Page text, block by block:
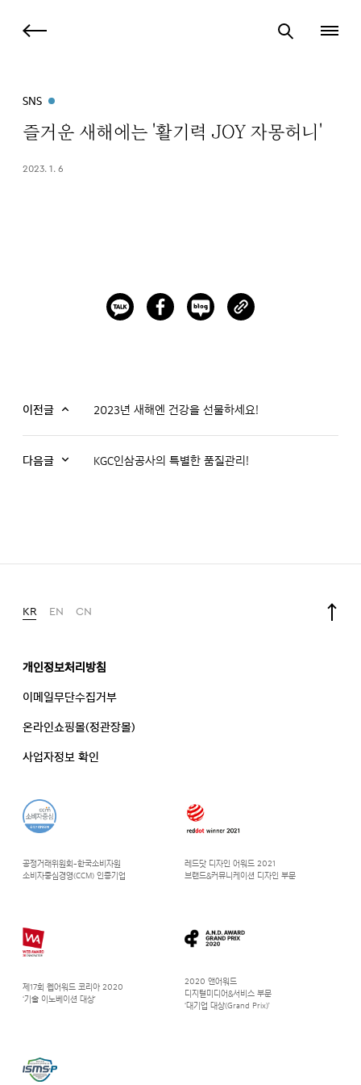
SNS
즐거운 새해에는 '활기력 JOY 자몽허니'
2023. 1. 6
이전글 2023년 새해엔 건강을 선물하세요!
다음글 KGC인삼공사의 특별한 품질관리!
KR EN CN
공정거래위원회-한국소비자원
소비자중심경영(CCM) 인증기업
레드닷 디자인 어워드 2021
브랜드&커뮤니케이션 디자인 부문
제17회 웹어워드 코리아 2020
‘기술 이노베이션 대상’
2020 앤어워드
디지털미디어&서비스 부문
‘대기업 대상(Grand Prix)’
개인정보처리방침
이메일무단수집거부
온라인쇼핑몰(정관장몰)
사업자정보 확인